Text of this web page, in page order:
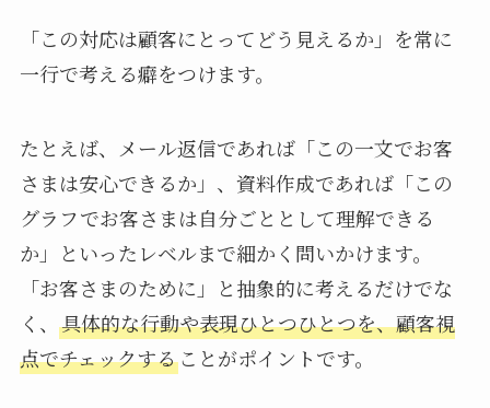
「この対応は顧客にとってどう見えるか」を常に
一行で考える癖をつけます。
たとえば、メール返信であれば「この一文でお客
さまは安心できるか」、資料作成であれば「この
グラフでお客さまは自分ごととして理解できる
か」といったレベルまで細かく問いかけます。
「お客さまのために」と抽象的に考えるだけでな
く、 具体的な行動や表現ひとつひとつを、顧客視
点でチェックすることがポイントです。